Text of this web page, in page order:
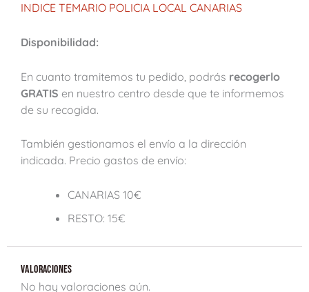
INDICE TEMARIO POLICIA LOCAL CANARIAS
Disponibilidad:
En cuanto tramitemos tu pedido, podrás recogerlo
GRATIS en nuestro centro desde que te informemos
de su recogida.
También gestionamos el envío a la dirección
indicada. Precio gastos de envío:
CANARIAS 10€
RESTO: 15€
VALORACIONES
No hay valoraciones aún.